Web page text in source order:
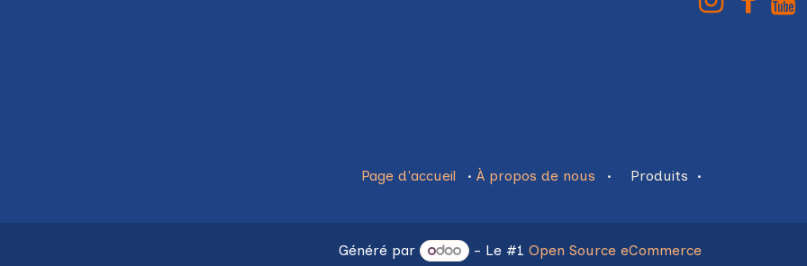
Page d'accueil • À propos de nous • Produits •
Généré par - Le #1 Open Source eCommerce